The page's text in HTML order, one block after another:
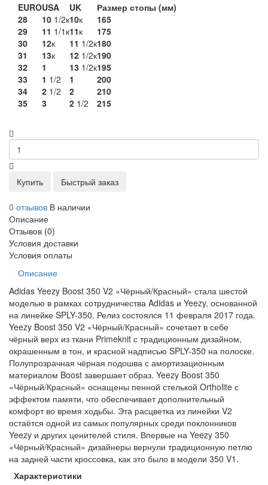
EUROUSA UK
Размер стопы (мм)
28
10 1/2к10к
165
29
11 1/1к11к
175
30
12к 11 1/2к180
31
13к 12 1/2к190
32
1 13 1/2к195
33
1 1/2 1
200
34
2 1/2 2
210
35
3 2 1/2 215
Купить Быстрый заказ
0 отзывов В наличии
Описание
Отзывов (0)
Условия доставки
Условия оплаты
Описание
Adidas Yeezy Boost 350 V2 «Чёрный/Красный» стала шестой
моделью в рамках сотрудничества Adidas и Yeezy, основанной
на линейке SPLY-350. Релиз состоялся 11 февраля 2017 года.
Yeezy Boost 350 V2 «Чёрный/Красный» сочетает в себе
чёрный верх из ткани Primeknit с традиционным дизайном,
окрашенным в тон, и красной надписью SPLY-350 на полоске.
Полупрозрачная чёрная подошва с амортизационным
материалом Boost завершает образ. Yeezy Boost 350
«Чёрный/Красный» оснащены пенной стелькой Ortholite с
эффектом памяти, что обеспечивает дополнительный
комфорт во время ходьбы. Эта расцветка из линейки V2
остаётся одной из самых популярных среди поклонников
Yeezy и других ценителей стиля. Впервые на Yeezy 350
«Чёрный/Красный» дизайнеры вернули традиционную петлю
на задней части кроссовка, как это было в модели 350 V1.
Характеристики